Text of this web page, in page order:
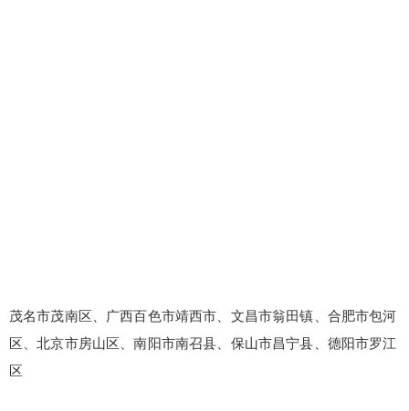
茂名市茂南区、广西百色市靖西市、文昌市翁田镇、合肥市包河
区、北京市房山区、南阳市南召县、保山市昌宁县、德阳市罗江
区